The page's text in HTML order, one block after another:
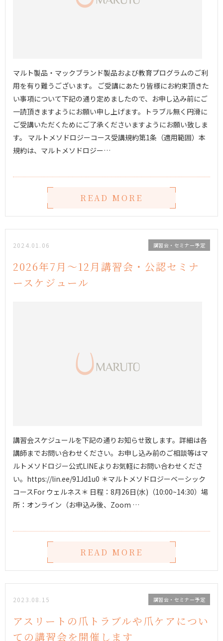
マルト製品・マックブランド製品および教育プログラムのご利
用を有り難うございます。 ご受講にあたり皆様にお約束頂きた
い事項について下記の通り定めましたので、お申し込み前にご
一読頂きますようにお願い申し上げます。トラブル無く円滑に
ご受講いただくためにご了承くださいますようにお願い致しま
す。 マルトメソドロジーコース受講規約第1条（適用範囲）本
規約は、マルトメソドロジー…
READ MORE
2024.01.06 講習会・セミナー予定
2026年7月〜12月講習会・公認セミナ
ースケジュール
講習会スケジュールを下記の通りお知らせ致します。詳細は各
講師までお問い合わせください。お申し込み前のご相談等はマ
ルトメソドロジー公式LINEよりお気軽にお問い合わせくださ
い。https://lin.ee/91Jd1u0 ＊マルトメソドロジーベーシック
コースFor ウェルネス＊ 日程：8月26日(水)（10:00~14:30）場
所：オンライン（お申込み後、Zoom …
READ MORE
2023.08.15 講習会・セミナー予定
アスリートの爪トラブルや爪ケアについ
ての講習会を開催します